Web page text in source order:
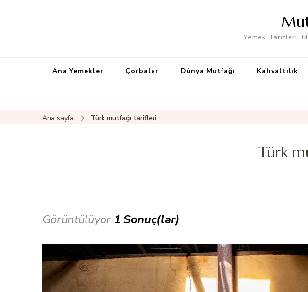
Yemek Tarifleri,
Ana Yemekler Çorbalar Dünya Mutfağı Kahvaltılık
Ana sayfa Türk mutfağı tarifleri
Türk
Görüntülüyor 1 Sonuç(lar)